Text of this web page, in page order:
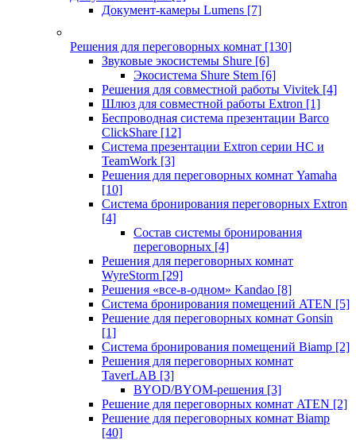
Документ-камеры Lumens [7]
Решения для переговорных комнат [130]
Звуковые экосистемы Shure [6]
Экосистема Shure Stem [6]
Решения для совместной работы Vivitek [4]
Шлюз для совместной работы Extron [1]
Беспроводная система презентации Barco
ClickShare [12]
Система презентации Extron серии HC и
TeamWork [3]
Решения для переговорных комнат Yamaha
[10]
Система бронирования переговорных Extron
[4]
Состав системы бронирования
переговорных [4]
Решения для переговорных комнат
WyreStorm [29]
Решения «все-в-одном» Kandao [8]
Система бронирования помещений ATEN [5]
Решение для переговорных комнат Gonsin
[1]
Система бронирования помещений Biamp [2]
Решения для переговорных комнат
TaverLAB [3]
BYOD/BYOM-решения [3]
Решение для переговорных комнат ATEN [2]
Решение для переговорных комнат Biamp
[40]